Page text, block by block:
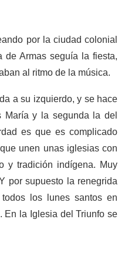
por la ciudad colonial
Armas seguía la fiesta,
al ritmo de la música.
a su izquierdo, y se hace
María y la segunda la del
es que es complicado
unen unas iglesias con
y tradición indígena. Muy
por supuesto la renegrida
los lunes santos en
En la Iglesia del Triunfo se